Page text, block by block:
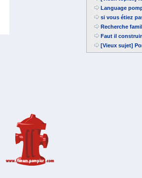
Language
si vous étiez
Recherche
Faut il
[Vieux sujet]